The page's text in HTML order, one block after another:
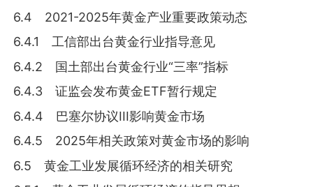
6.4 2021-2025年黄金产业重要政策动态
6.4.1 工信部出台黄金行业指导意见
6.4.2 国土部出台黄金行业“三率”指标
6.4.3 证监会发布黄金ETF暂行规定
6.4.4 巴塞尔协议III影响黄金市场
6.4.5 2025年相关政策对黄金市场的影响
6.5 黄金工业发展循环经济的相关研究